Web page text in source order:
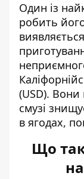
Один із
робить
(USD).
смузі
в ягодах,
Що